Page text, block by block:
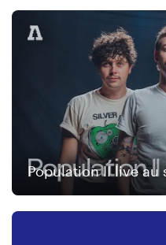
Population II live au